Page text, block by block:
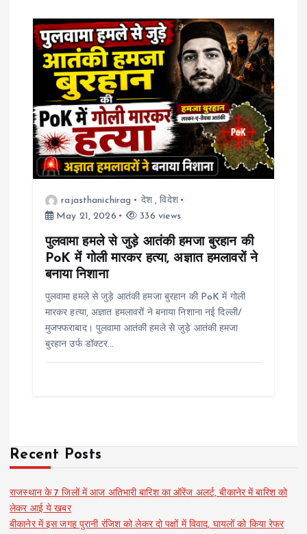
rajasthanichirag देश,विदेश
May 21, 2026
336 views
पुलवामा हमले से जुड़े आतंकी हमजा बुरहान की
PoK में गोली मारकर हत्या, अज्ञात हमलावरों ने
बनाया निशाना
पुलवामा हमले से जुड़े आतंकी हमजा बुरहान की PoK में गोली
मारकर हत्या, अज्ञात हमलावरों ने बनाया निशाना नई दिल्ली/
मुजफ्फराबाद। पुलवामा आतंकी हमले से जुड़े आतंकी हमजा
बुरहान उर्फ डॉक्टर…
Recent Posts
राजस्थान के 7 जिलों में आज अतिभारी बारिश का ऑरेंज अलर्ट, बीकानेर में बारिश को
लेकर आई ये खबर
बीकानेर में इस जगह पुरानी रंजिश को लेकर दो पक्षों में विवाद, घायलों को किया रेफर